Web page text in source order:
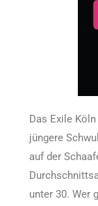
Das Exile
jüngere
auf der
unter 30. Wer